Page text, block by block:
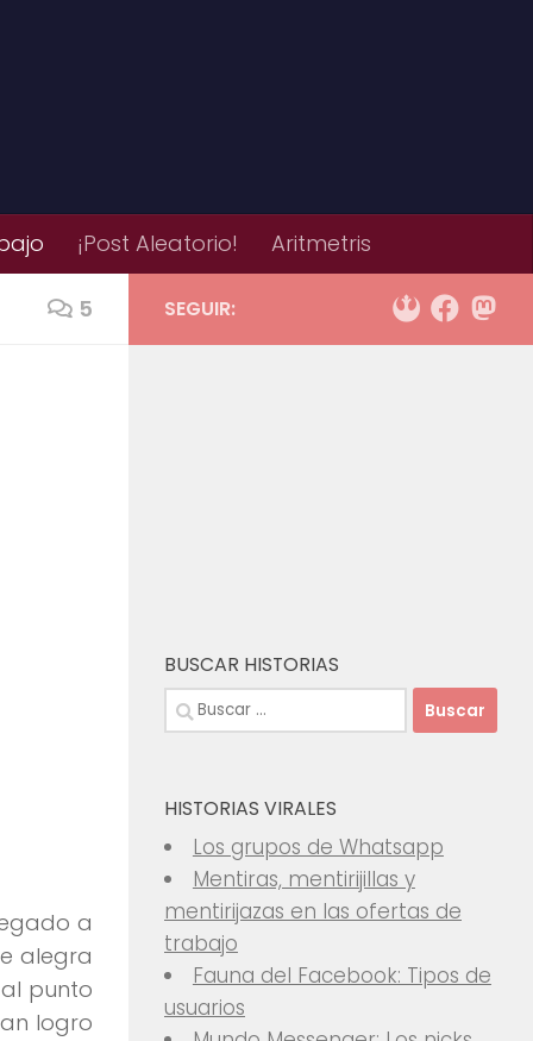
¡Post Aleatorio! Aritmetris
5
a
alegra
punto
logro
SEGUIR:
BUSCAR HISTORIAS
Buscar:
HISTORIAS VIRALES
Los grupos de Whatsapp
Mentiras, mentirijillas y
mentirijazas en las ofertas de
trabajo
Fauna del Facebook: Tipos de
usuarios